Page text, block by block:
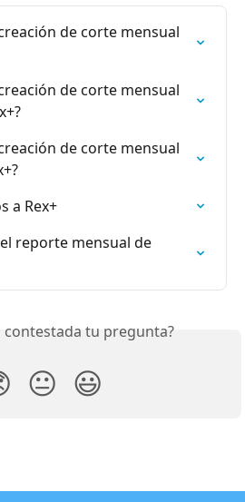
de corte mensual
de corte mensual
de corte mensual
a Rex+
reporte mensual de
contestada tu pregunta?
😐 😃